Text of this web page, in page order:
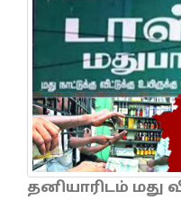
தனியாரிடம்